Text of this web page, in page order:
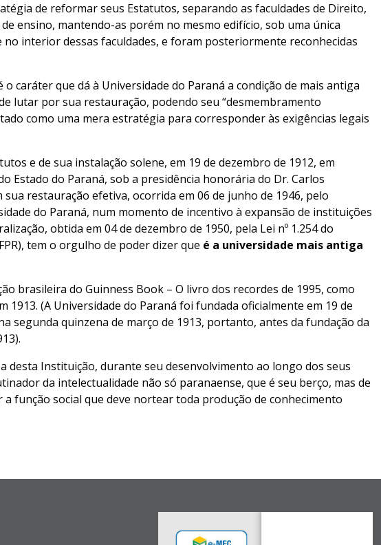
de reformar seus Estatutos, separando as faculdades de Direito,
ensino, mantendo-as porém no mesmo edifício, sob uma única
interior dessas faculdades, e foram posteriormente reconhecidas
caráter que dá à Universidade do Paraná a condição de mais antiga
lutar por sua restauração, podendo seu “desmembramento
como uma mera estratégia para corresponder às exigências legais
e de sua instalação solene, em 19 de dezembro de 1912, em
Estado do Paraná, sob a presidência honorária do Dr. Carlos
restauração efetiva, ocorrida em 06 de junho de 1946, pelo
do Paraná, num momento de incentivo à expansão de instituições
obtida em 04 de dezembro de 1950, pela Lei nº 1.254 do
tem o orgulho de poder dizer que é a universidade mais antiga
brasileira do Guinness Book – O livro dos recordes de 1995, como
1913. (A Universidade do Paraná foi fundada oficialmente em 19 de
segunda quinzena de março de 1913, portanto, antes da fundação da
desta Instituição, durante seu desenvolvimento ao longo dos seus
da intelectualidade não só paranaense, que é seu berço, mas de
função social que deve nortear toda produção de conhecimento